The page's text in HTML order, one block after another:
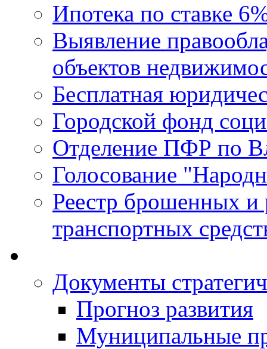
Ипотека по ставке
Выявление
объектов
Бесплатная
Городской фонд
Отделение ПФР по
Голосование
Реестр брошенных и
транспортных
Документы
Прогноз развития
Муниципальные